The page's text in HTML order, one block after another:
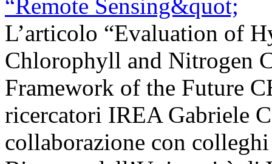
L’articolo “Evaluation of
Chlorophyll and Nitrogen
Framework of the Future
ricercatori IREA Gabriele
collaborazione con